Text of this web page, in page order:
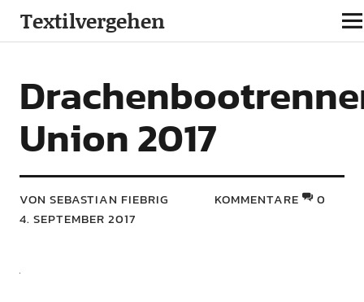
Textilvergehen
Union 2017
VON SEBASTIAN FIEBRIG
4. SEPTEMBER 2017
KOMMENTARE 0